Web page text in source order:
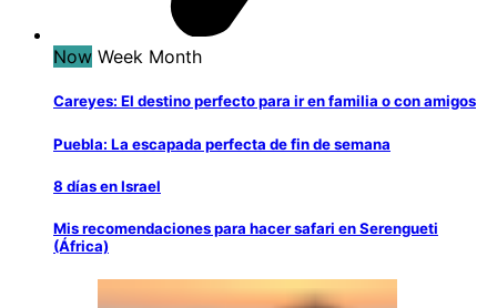
Now Week Month
Careyes: El destino perfecto para ir en familia o con amigos
Puebla: La escapada perfecta de fin de semana
8 días en Israel
Mis recomendaciones para hacer safari en Serengueti
(África)